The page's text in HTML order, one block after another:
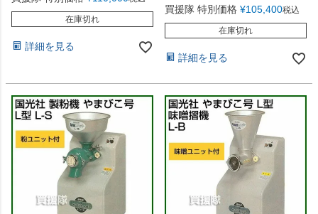
在庫切れ
詳細を見る
買援隊 特別価格 ¥105,400税込
在庫切れ
詳細を見る